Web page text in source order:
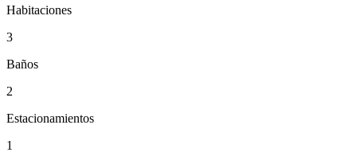
Habitaciones
3
Baños
2
Estacionamientos
1